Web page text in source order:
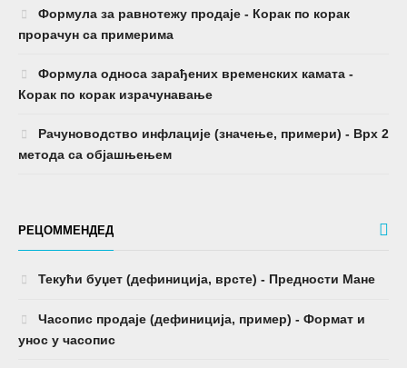
Формула за равнотежу продаје - Корак по корак
прорачун са примерима
Формула односа зарађених временских камата -
Корак по корак израчунавање
Рачуноводство инфлације (значење, примери) - Врх 2
метода са објашњењем
РЕЦОММЕНДЕД
Текући буџет (дефиниција, врсте) - Предности Мане
Часопис продаје (дефиниција, пример) - Формат и
унос у часопис